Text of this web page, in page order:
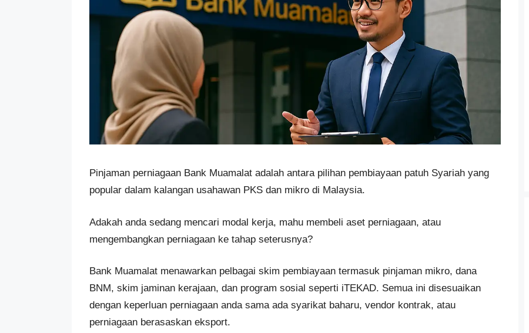
Pinjaman perniagaan Bank Muamalat adalah antara pilihan pembiayaan patuh Syariah yang
popular dalam kalangan usahawan PKS dan mikro di Malaysia.
Adakah anda sedang mencari modal kerja, mahu membeli aset perniagaan, atau
mengembangkan perniagaan ke tahap seterusnya?
Bank Muamalat menawarkan pelbagai skim pembiayaan termasuk pinjaman mikro, dana
BNM, skim jaminan kerajaan, dan program sosial seperti iTEKAD. Semua ini disesuaikan
dengan keperluan perniagaan anda sama ada syarikat baharu, vendor kontrak, atau
perniagaan berasaskan eksport.